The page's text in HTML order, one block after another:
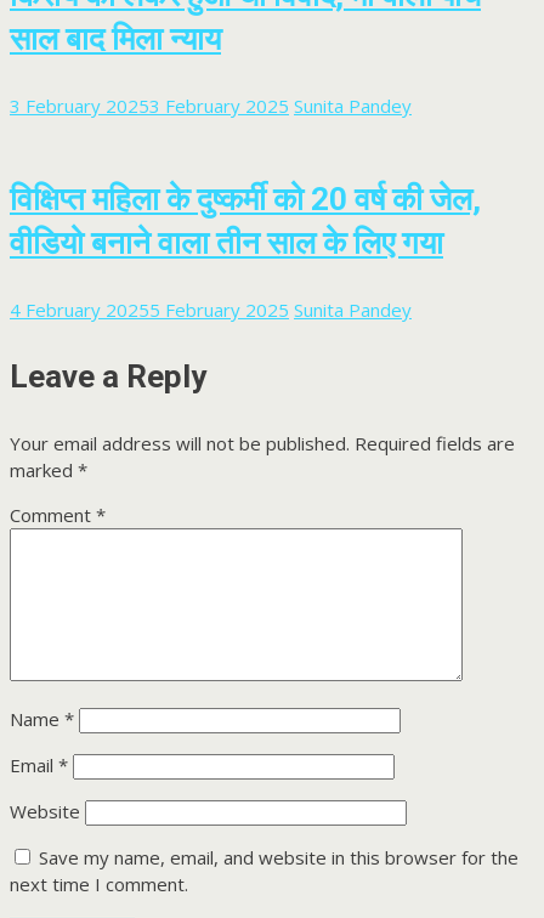
साल बाद मिला न्याय
3 February 20253 February 2025 Sunita Pandey
विक्षिप्त महिला के दुष्कर्मी को 20 वर्ष की जेल,
वीडियो बनाने वाला तीन साल के लिए गया
4 February 20255 February 2025 Sunita Pandey
Leave a Reply
Your email address will not be published. Required fields are
marked *
Comment *
Name *
Email *
Website
Save my name, email, and website in this browser for the
next time I comment.